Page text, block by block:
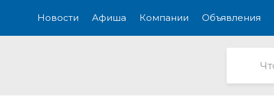
Новости Афиша Компании Объявления